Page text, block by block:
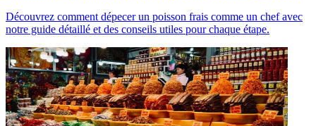
Découvrez comment dépecer un poisson frais comme un chef avec
notre guide détaillé et des conseils utiles pour chaque étape.